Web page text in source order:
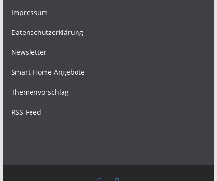
Impressum
Datenschutzerklärung
Newsletter
Smart-Home Angebote
Themenvorschlag
RSS-Feed